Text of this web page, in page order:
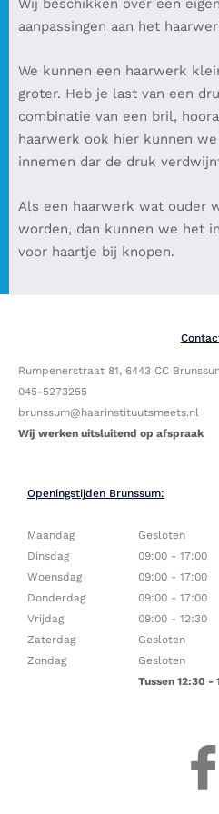
Wij beschikken over een
aanpassingen aan het
We kunnen een haarwerk
groter. Heb je last van een
combinatie van een bril,
haarwerk ook hier kunnen
innemen dar de druk
Als een haarwerk wat ouder
worden, dan kunnen we het
voor haartje bij knopen.
Rumpenerstraat 81, 6443 CC
045-5273255
brunssum@haarinstituutsmeets.nl ​
Wij werken uitsluitend op afspraak
Openingstijden Brunssum:
Maandag
Dinsdag
Woensdag
Donderdag
Vrijdag
Zaterdag
Zondag
Gesloten
09:00 - 17:00
09:00 - 17:00
09:00 - 17:00
09:00 - 12:30
Gesloten
Gesloten
Tussen 12:30 -